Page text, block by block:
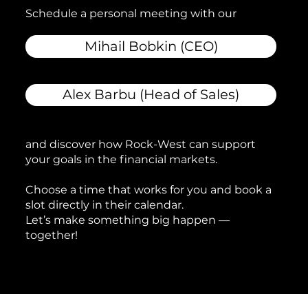
Schedule a personal meeting with our
Mihail Bobkin (CEO)
Alex Barbu (Head of Sales)
and discover how Rock-West can support
your goals in the financial markets.
Choose a time that works for you and book a
slot directly in their calendar.
Let’s make something big happen —
together!